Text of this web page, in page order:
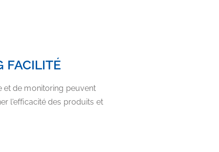
FACILITÉ
et de monitoring peuvent
l'efficacité des produits et